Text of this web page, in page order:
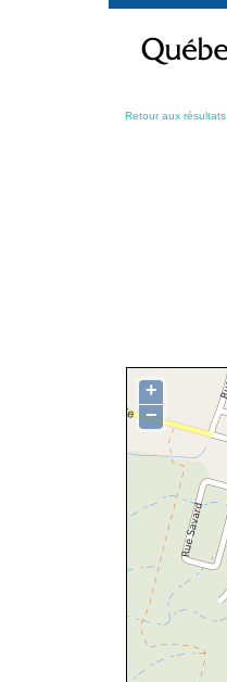
contenu
Retour aux résultats
+
−